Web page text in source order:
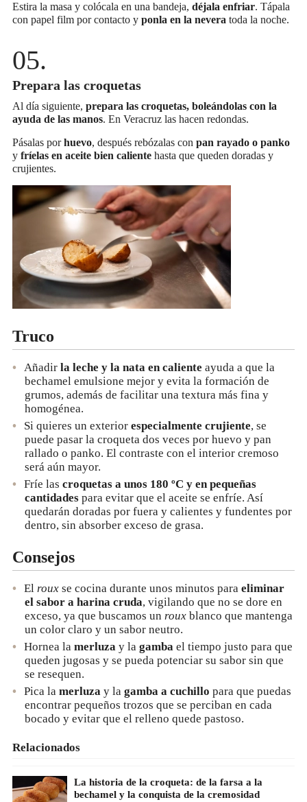
Estira la masa y colócala en una bandeja, déjala enfriar. Tápala
con papel film por contacto y ponla en la nevera toda la noche.
Prepara las croquetas
Al día siguiente, prepara las croquetas, boleándolas con la
ayuda de las manos. En Veracruz las hacen redondas.
Pásalas porhuevo, después rebózalas con pan rayado o panko
y fríelas en aceite bien caliente hasta que queden doradas y
crujientes.
Truco
Añadir la leche y la nata en caliente ayuda a que la
bechamel emulsione mejor y evita la formación de
grumos, además de facilitar una textura más fina y
homogénea.
Si quieres un exterior especialmente crujiente, se
puede pasar la croqueta dos veces por huevo y pan
rallado o panko. El contraste con el interior cremoso
será aún mayor.
Fríe las croquetas a unos 180 ºC y en pequeñas
cantidades para evitar que el aceite se enfríe. Así
quedarán doradas por fuera y calientes y fundentes por
dentro, sin absorber exceso de grasa.
Consejos
El roux se cocina durante unos minutos para eliminar
el sabor a harina cruda, vigilando que no se dore en
exceso, ya que buscamos un roux blanco que mantenga
un color claro y un sabor neutro.
Hornea la merluza y la gamba el tiempo justo para que
queden jugosas y se pueda potenciar su sabor sin que
se resequen.
Pica la merluza y la gamba a cuchillo para que puedas
encontrar pequeños trozos que se perciban en cada
bocado y evitar que el relleno quede pastoso.
Relacionados
La historia de la croqueta: de la farsa a la
bechamel y la conquista de la cremosidad